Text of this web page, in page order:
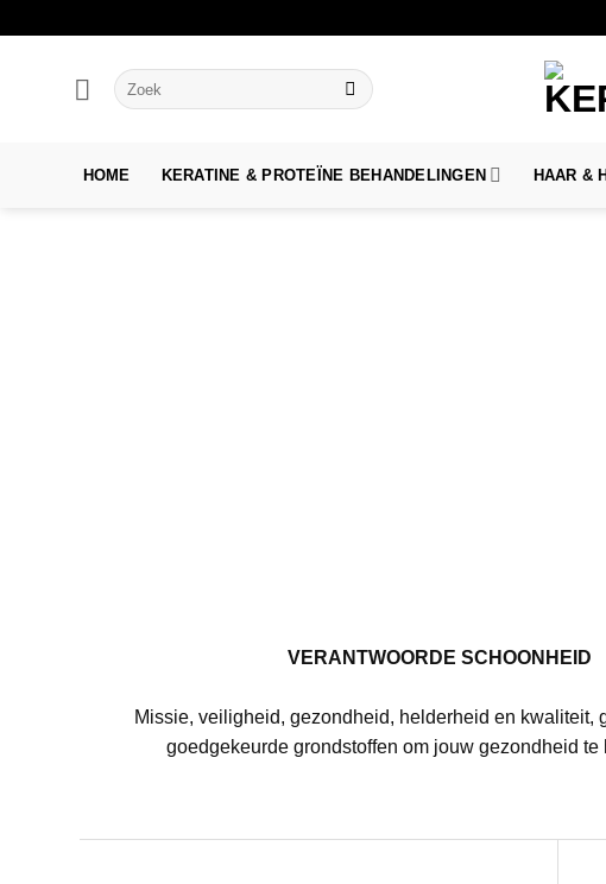
Zoeken
naar:
HOME KERATINE & PROTEÏNE BEHANDELINGEN HAAR &
VERANTWOORDE SCHOONHEID
Missie, veiligheid, gezondheid, helderheid en kwaliteit,
goedgekeurde grondstoffen om jouw gezondheid te